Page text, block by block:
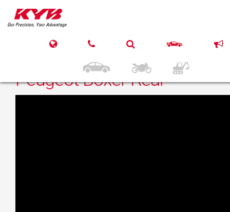
21 czerwca 2018
KYB FIAT Ducato / Citroën
Jumper / Citroën Relay /
Peugeot Boxer Rear